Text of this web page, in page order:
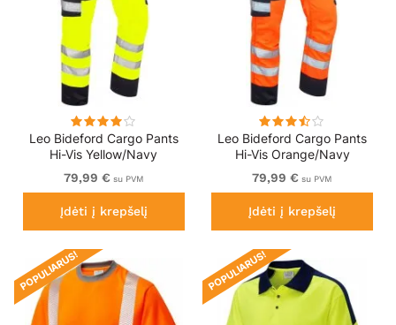
Leo Bideford Cargo Pants
Hi-Vis Yellow/Navy
79,99 € su PVM
Įdėti į krepšelį
Leo Bideford Cargo Pants
Hi-Vis Orange/Navy
79,99 € su PVM
Įdėti į krepšelį
POPULIARUS! POPULIARUS!